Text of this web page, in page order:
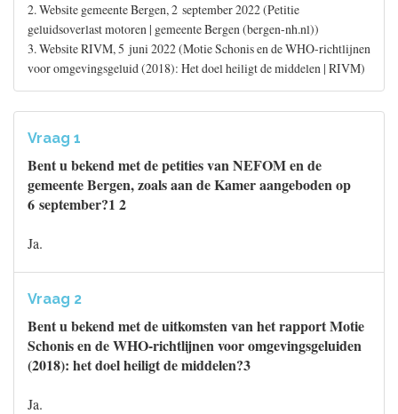
2. Website gemeente Bergen, 2 september 2022 (Petitie
geluidsoverlast motoren | gemeente Bergen (bergen-nh.nl))
3. Website RIVM, 5 juni 2022 (Motie Schonis en de WHO-richtlijnen
voor omgevingsgeluid (2018): Het doel heiligt de middelen | RIVM)
Vraag 1
Bent u bekend met de petities van NEFOM en de
gemeente Bergen, zoals aan de Kamer aangeboden op
6 september?1 2
Ja.
Vraag 2
Bent u bekend met de uitkomsten van het rapport Motie
Schonis en de WHO-richtlijnen voor omgevingsgeluiden
(2018): het doel heiligt de middelen?3
Ja.